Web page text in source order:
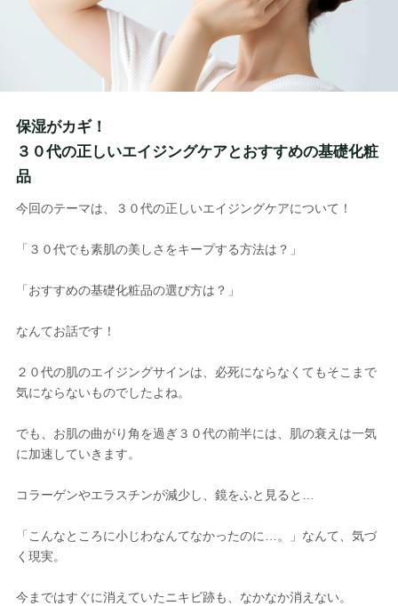
保湿がカギ！
３０代の正しいエイジングケアとおすすめの基礎化粧
品
今回のテーマは、３０代の正しいエイジングケアについて！
「３０代でも素肌の美しさをキープする方法は？」
「おすすめの基礎化粧品の選び方は？」
なんてお話です！
２０代の肌のエイジングサインは、必死にならなくてもそこまで
気にならないものでしたよね。
でも、お肌の曲がり角を過ぎ３０代の前半には、肌の衰えは一気
に加速していきます。
コラーゲンやエラスチンが減少し、鏡をふと見ると…
「こんなところに小じわなんてなかったのに…。」なんて、気づ
く現実。
今まではすぐに消えていたニキビ跡も、なかなか消えない。